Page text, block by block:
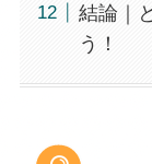
結論｜
う！